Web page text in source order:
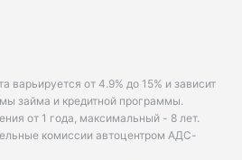
варьируется от 4.9% до 15% и зависит
займа и кредитной программы.
от 1 года, максимальный - 8 лет.
комиссии автоцентром АДС-